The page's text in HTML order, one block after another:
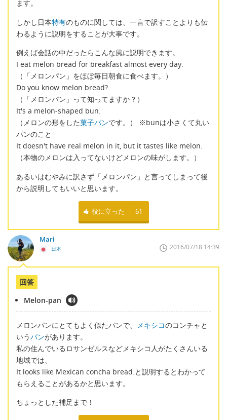
ます。
しかし日本特有のものに関しては、一言で訳すことよりも伝
わるように説明をすることが大事です。
例えば会話の中だったらこんな風に説明できます。
I eat melon bread for breakfast almost every day.
（「メロンパン」をほぼ毎日朝食に食べます。）
Do you know melon bread?
（「メロンパン」って知ってますか？）
It's a melon-shaped bun.
（メロンの形をした菓子パンです。） ※bunは小さくて丸い
パンのこと
It doesn't have real melon in it, but it tastes like melon.
（本物のメロンは入ってないけどメロンの味がします。）
あるいはむやみに訳さず「メロンパン」と言ってしまって後
から説明してもいいと思います。
役に立った 61
Mari
日本 2016/07/18 14:39
回答
Melon-pan
メロンパンにとてもよく似たパンで、 メキシコのコンチャと
いうパンがあります。
私の住んでいるロサンゼルスなどメキシコ人がたくさんいる
地域では、
It looks like Mexican concha bread.と説明するとわかって
もらえることがあるかと思います。
ちょっとした補足まで！